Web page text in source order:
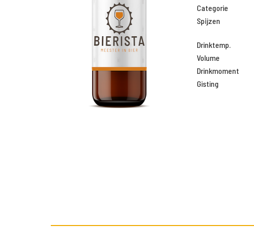
Categorie
Spijzen
Drinktemp.
Volume
Drinkmoment
Gisting